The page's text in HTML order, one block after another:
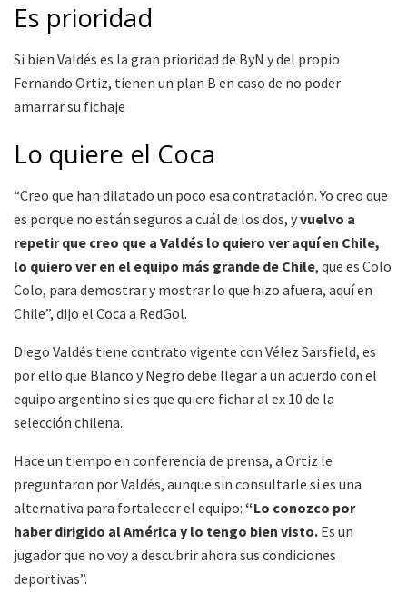
Es prioridad
Si bien Valdés es la gran prioridad de ByN y del propio
Fernando Ortiz, tienen un plan B en caso de no poder
amarrar su fichaje
Lo quiere el Coca
“Creo que han dilatado un poco esa contratación. Yo creo que
es porque no están seguros a cuál de los dos, yvuelvo a
repetir que creo que a Valdés lo quiero ver aquí en Chile,
lo quiero ver en el equipo más grande de Chile, que es Colo
Colo, para demostrar y mostrar lo que hizo afuera, aquí en
Chile”, dijo el Coca a RedGol.
Diego Valdés tiene contrato vigente con Vélez Sarsfield, es
por ello que Blanco y Negro debe llegar a un acuerdo con el
equipo argentino si es que quiere fichar al ex 10 de la
selección chilena.
Hace un tiempo en conferencia de prensa, a Ortiz le
preguntaron por Valdés, aunque sin consultarle si es una
alternativa para fortalecer el equipo: “Lo conozco por
haber dirigido al América y lo tengo bien visto. Es un
jugador que no voy a descubrir ahora sus condiciones
deportivas”.